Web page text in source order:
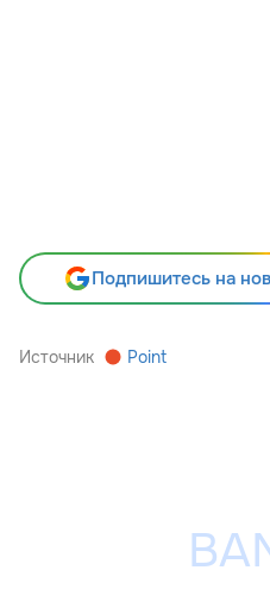
Подпишитесь на
Источник Point